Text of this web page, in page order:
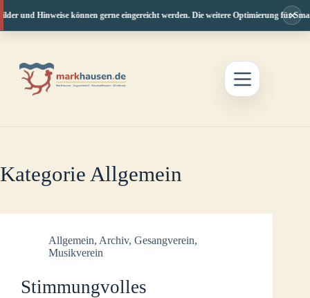
Hinweise können gerne eingereicht werden. Die weitere Optimierung für ×
springen
Kategorie Allgemein
Allgemein, Archiv, Gesangverein,
Musikverein
Stimmungvolles